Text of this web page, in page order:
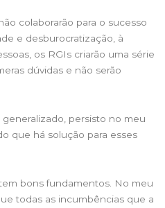
colaborarão para o sucesso
e desburocratização, à
os RGIs criarão uma série
dúvidas e não serão
persisto no meu
que há solução para esses
bons fundamentos. No meu
todas as incumbências que a